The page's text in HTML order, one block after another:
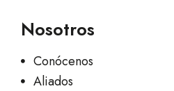
Nosotros
Conócenos
Aliados